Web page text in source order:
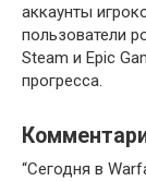
аккаунты
пользователи
Steam и Epic
прогресса.
“Сегодня в